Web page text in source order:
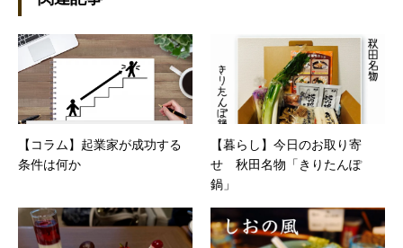
べく上京。設立して間もない会社に携わること
が多かったので、総務的な社内整備を得意とす
る。●連絡先 メール：kako@office-mica.com
【コラム】起業家が成功する
条件は何か
【暮らし】今日のお取り寄
せ 秋田名物「きりたんぽ
鍋」